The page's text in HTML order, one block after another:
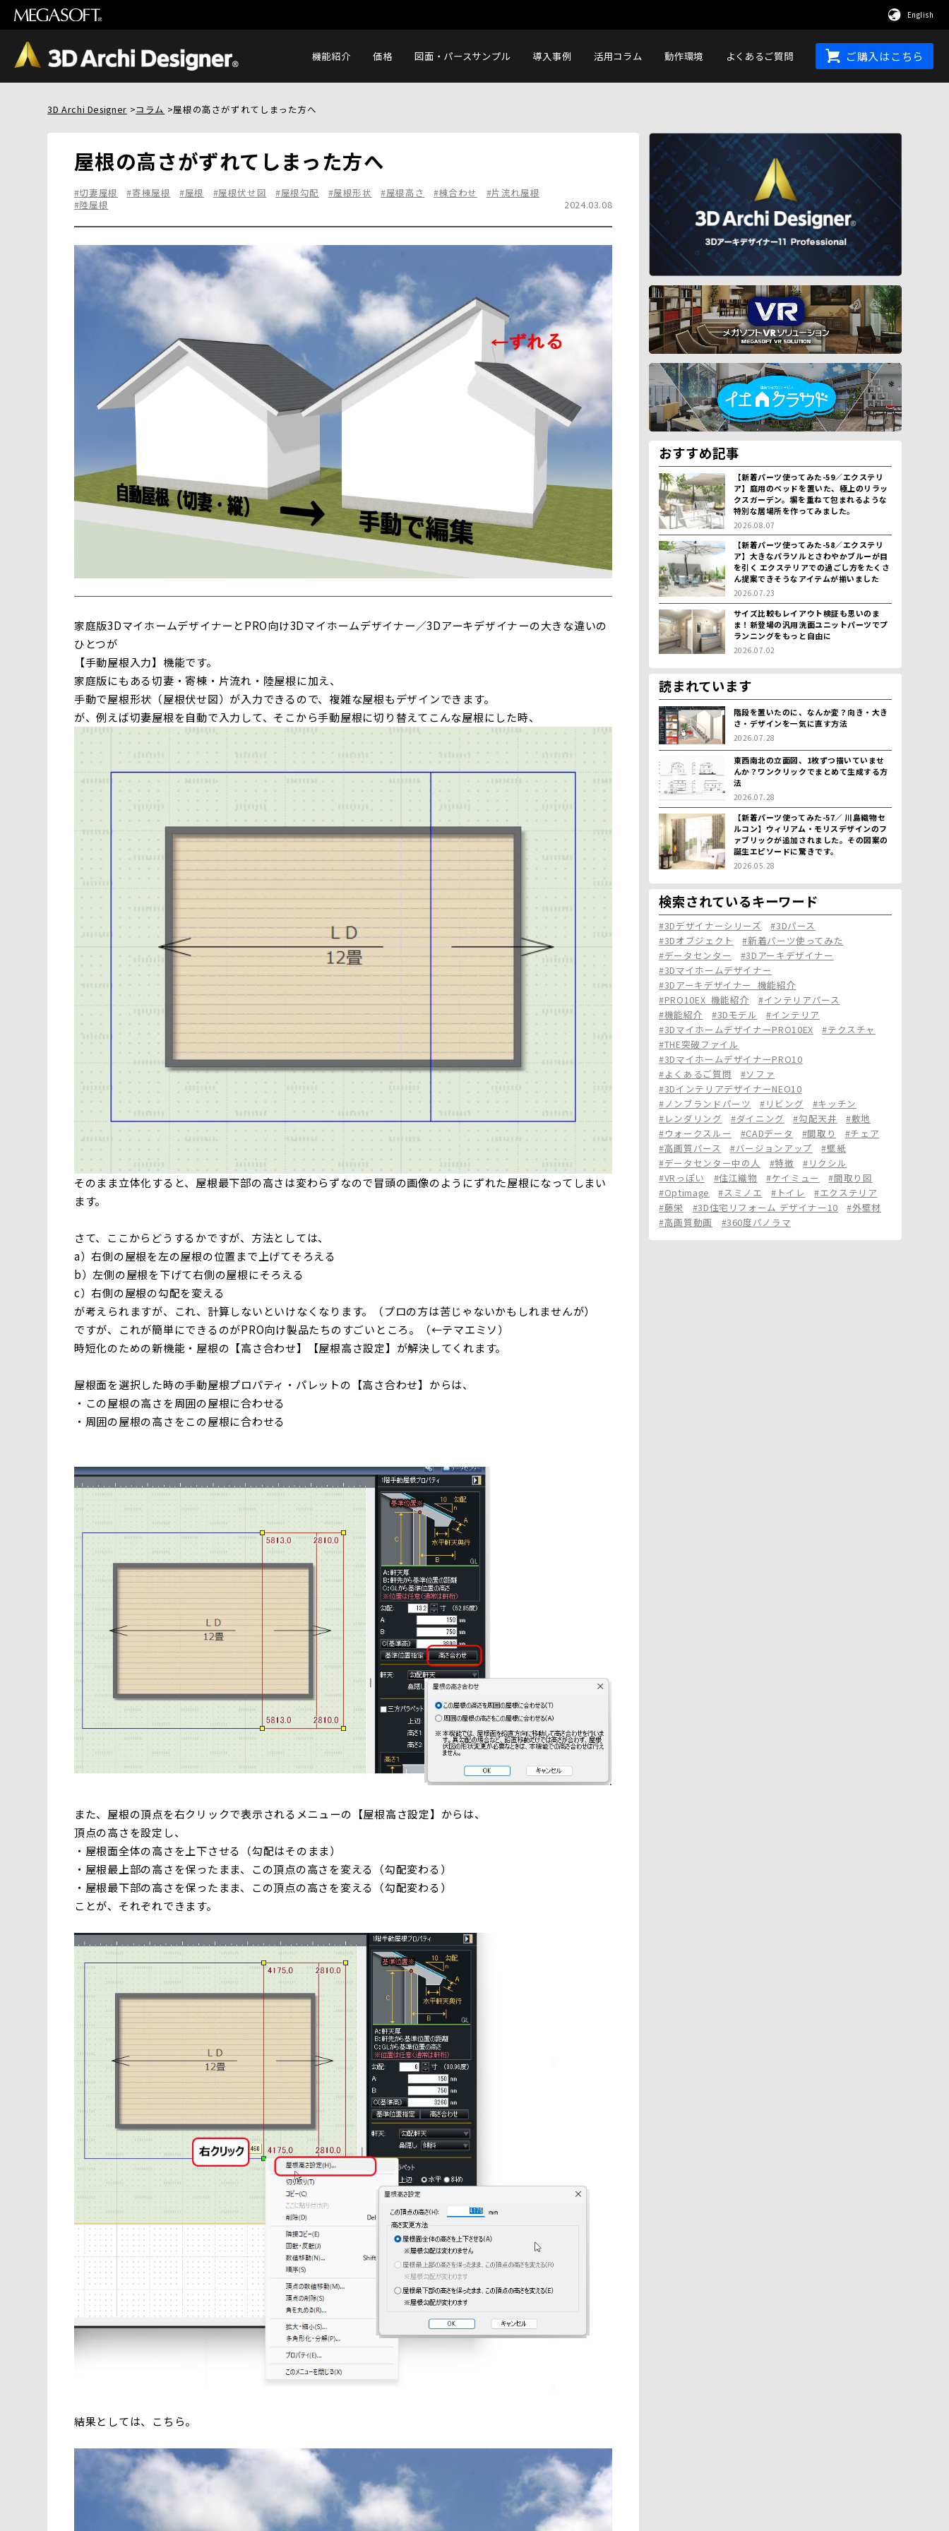
English
機能紹介 価格 図面・パースサンプル 導入事例 活用コラム 動作環境 よくあるご質問 ご購入はこちら
3D Archi Designer コラム 屋根の高さがずれてしまった方へ
屋根の高さがずれてしまった方へ
#切妻屋根 #寄棟屋根 #屋根 #屋根伏せ図 #屋根勾配 #屋根形状 #屋根高さ #棟合わせ
#片流れ屋根
#陸屋根
2024.03.08
家庭版3DマイホームデザイナーとPRO向け3Dマイホームデザイナー／3Dアーキデザイナーの大きな違いの
ひとつが
【手動屋根入力】機能です。
家庭版にもある切妻・寄棟・片流れ・陸屋根に加え、
手動で屋根形状（屋根伏せ図）が入力できるので、複雑な屋根もデザインできます。
が、例えば切妻屋根を自動で入力して、そこから手動屋根に切り替えてこんな屋根にした時、
そのまま立体化すると、屋根最下部の高さは変わらずなので冒頭の画像のようにずれた屋根になってしまい
ます。
さて、ここからどうするかですが、方法としては、
a）右側の屋根を左の屋根の位置まで上げてそろえる
b）左側の屋根を下げて右側の屋根にそろえる
c）右側の屋根の勾配を変える
が考えられますが、これ、計算しないといけなくなります。（プロの方は苦じゃないかもしれませんが）
ですが、これが簡単にできるのがPRO向け製品たちのすごいところ。（←テマエミソ）
時短化のための新機能・屋根の【高さ合わせ】【屋根高さ設定】が解決してくれます。
屋根面を選択した時の手動屋根プロパティ・パレットの【高さ合わせ】からは、
・この屋根の高さを周囲の屋根に合わせる
・周囲の屋根の高さをこの屋根に合わせる
また、屋根の頂点を右クリックで表示されるメニューの【屋根高さ設定】からは、
頂点の高さを設定し、
・屋根面全体の高さを上下させる（勾配はそのまま）
・屋根最上部の高さを保ったまま、この頂点の高さを変える（勾配変わる）
・屋根最下部の高さを保ったまま、この頂点の高さを変える（勾配変わる）
ことが、それぞれできます。
結果としては、こちら。
おすすめ記事
【新着パーツ使ってみた-59／エクステリ
ア】庭用のベッドを置いた、極上のリラッ
クスガーデン。塀を重ねて包まれるような
特別な居場所を作ってみました。
2026.08.07
【新着パーツ使ってみた-58／エクステリ
ア】大きなパラソルとさわやかブルーが目
を引く エクステリアでの過ごし方をたくさ
ん提案できそうなアイテムが揃いました
2026.07.23
サイズ比較もレイアウト検証も思いのま
ま！新登場の汎用洗面ユニットパーツでプ
ランニングをもっと自由に
2026.07.02
読まれています
階段を置いたのに、なんか変？向き・大き
さ・デザインを一気に直す方法
2026.07.28
東西南北の立面図、1枚ずつ描いていませ
んか？ワンクリックでまとめて生成する方
法
2026.07.28
【新着パーツ使ってみた-57／ 川島織物セ
ルコン】ウィリアム・モリスデザインのフ
ァブリックが追加されました。その図案の
誕生エピソードに驚きです。
2026.05.28
検索されているキーワード
#3Dデザイナーシリーズ
#3Dパース
#3Dオブジェクト
#新着パーツ使ってみた
#データセンター
#3Dアーキデザイナー
#3Dマイホームデザイナー
#3Dアーキデザイナー_機能紹介
#PRO10EX_機能紹介
#インテリアパース
#機能紹介
#3Dモデル
#インテリア
#3DマイホームデザイナーPRO10EX
#テクスチャ
#THE突破ファイル
#3DマイホームデザイナーPRO10
#よくあるご質問
#ソファ
#3DインテリアデザイナーNEO10
#ノンブランドパーツ
#リビング
#キッチン
#レンダリング
#ダイニング #勾配天井
#敷地
#ウォークスルー
#CADデータ #間取り
#チェア
#高画質パース
#バージョンアップ
#壁紙
#データセンター中の人
#特徴
#リクシル
#VRっぽい
#住江織物 #ケイミュー
#間取り図
#Optimage
#スミノエ #トイレ
#エクステリア
#藤栄
#3D住宅リフォーム デザイナー10
#外壁材
#高画質動画
#360度パノラマ